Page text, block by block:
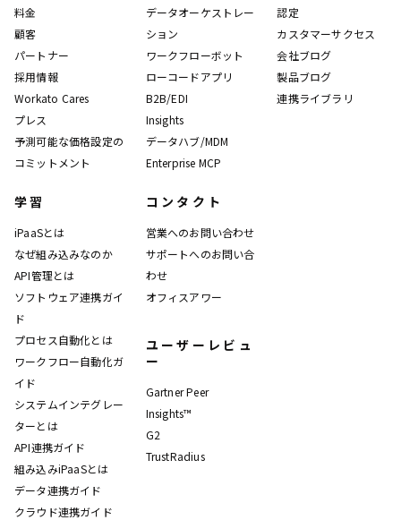
料金
顧客
パートナー
採用情報
Workato Cares
プレス
予測可能な価格設定の
コミットメント
データオーケストレー
ション
ワークフローボット
ローコードアプリ
B2B/EDI
Insights
データハブ/MDM
Enterprise MCP
認定
カスタマーサクセス
会社ブログ
製品ブログ
連携ライブラリ
学習
iPaaSとは
なぜ組み込みなのか
API管理とは
ソフトウェア連携ガイ
ド
プロセス自動化とは
ワークフロー自動化ガ
イド
システムインテグレー
ターとは
API連携ガイド
組み込みiPaaSとは
データ連携ガイド
クラウド連携ガイド
コンタクト
営業へのお問い合わせ
サポートへのお問い合
わせ
オフィスアワー
ユーザーレビュ
ー
Gartner Peer
Insights™
G2
TrustRadius